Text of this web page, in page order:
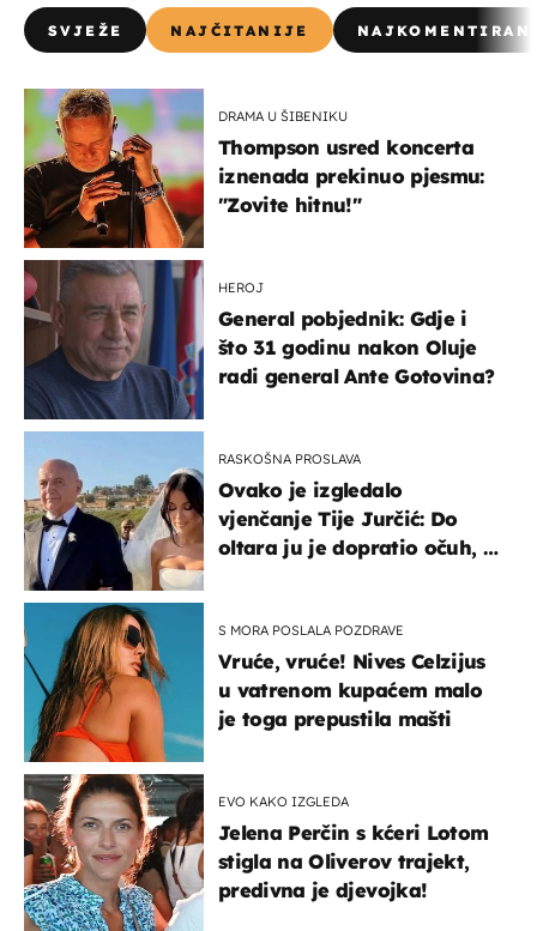
SVJEŽE NAJČITANIJE
DRAMA U ŠIBENIKU
Thompson usred koncerta
iznenada prekinuo pjesmu:
"Zovite hitnu!"
HEROJ
General pobjednik: Gdje i
što 31 godinu nakon Oluje
radi general Ante Gotovina?
RASKOŠNA PROSLAVA
Ovako je izgledalo
vjenčanje Tije Jurčić: Do
oltara ju je dopratio očuh, a
S MORA POSLALA POZDRAVE
Vruće, vruće! Nives Celzijus
u vatrenom kupaćem malo
je toga prepustila mašti
EVO KAKO IZGLEDA
Jelena Perčin s kćeri Lotom
stigla na Oliverov trajekt,
predivna je djevojka!